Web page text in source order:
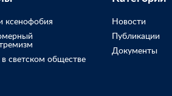
ксенофобия
в светском обществе
Новости
Публикации
Документы